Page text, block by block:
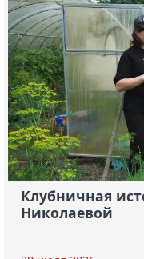
Клубничная
Николаевой